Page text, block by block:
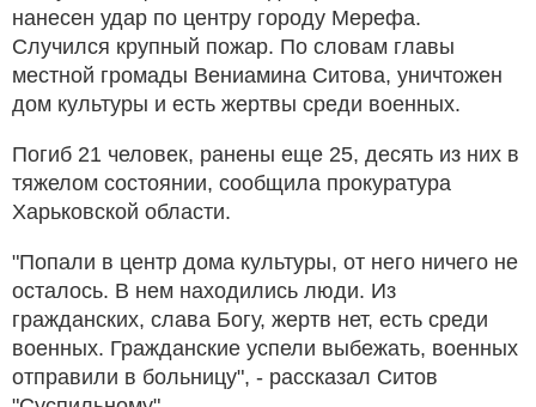
нанесен удар по центру городу Мерефа.
Случился крупный пожар. По словам главы
местной громады Вениамина Ситова, уничтожен
дом культуры и есть жертвы среди военных.
Погиб 21 человек, ранены еще 25, десять из них в
тяжелом состоянии, сообщила прокуратура
Харьковской области.
"Попали в центр дома культуры, от него ничего не
осталось. В нем находились люди. Из
гражданских, слава Богу, жертв нет, есть среди
военных. Гражданские успели выбежать, военных
отправили в больницу", - рассказал Ситов